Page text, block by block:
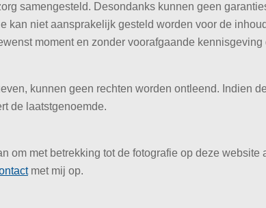
samengesteld. Desondanks kunnen geen
kan niet aansprakelijk gesteld worden voor de
moment en zonder voorafgaande
kunnen geen rechten worden ontleend. Indien
de laatstgenoemde.
om met betrekking tot de fotografie op deze
met mij op.